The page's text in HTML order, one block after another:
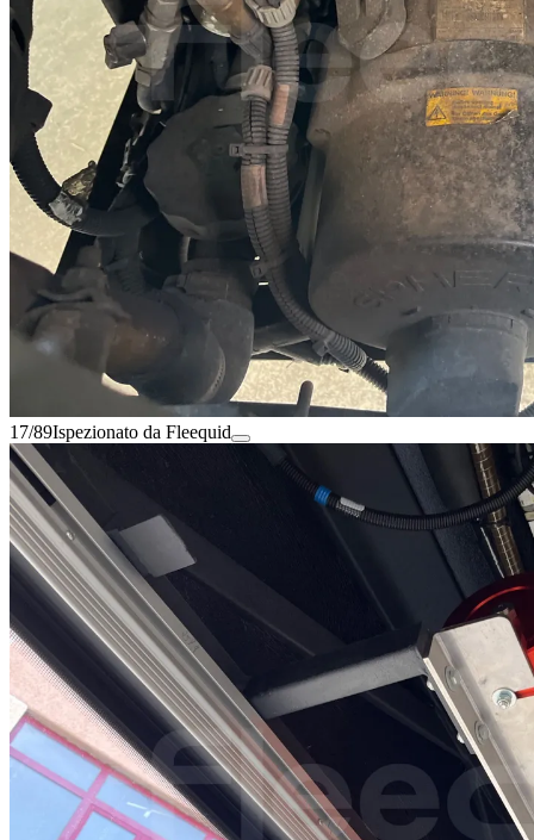
17/89Ispezionato da Fleequid